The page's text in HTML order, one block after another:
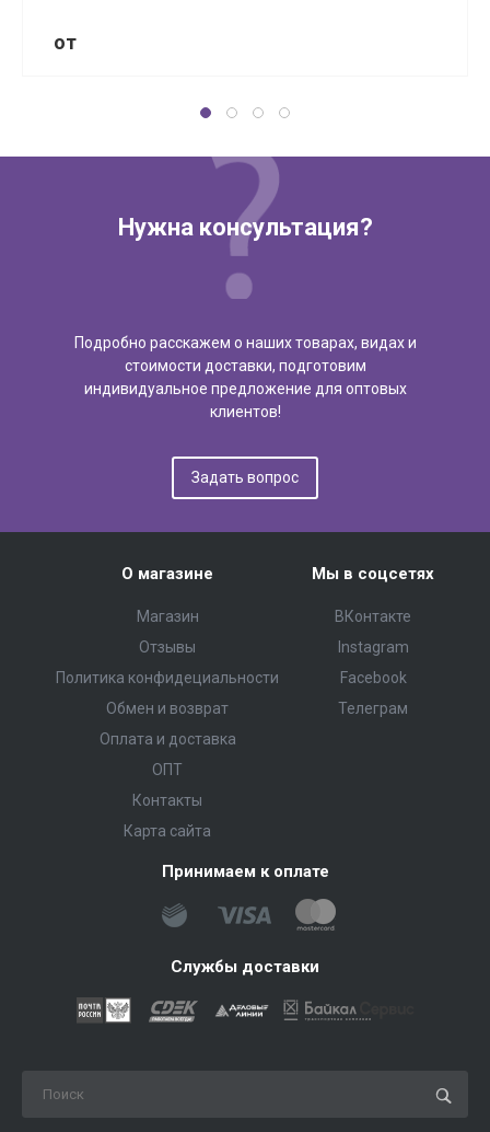
от
Нужна консультация?
Подробно расскажем о наших товарах, видах и
стоимости доставки, подготовим
индивидуальное предложение для оптовых
клиентов!
Задать вопрос
О магазине
Магазин
Отзывы
Политика конфидециальности
Обмен и возврат
Оплата и доставка
ОПТ
Контакты
Карта сайта
Мы в соцсетях
ВКонтакте
Instagram
Facebook
Телеграм
Принимаем к оплате
Службы доставки